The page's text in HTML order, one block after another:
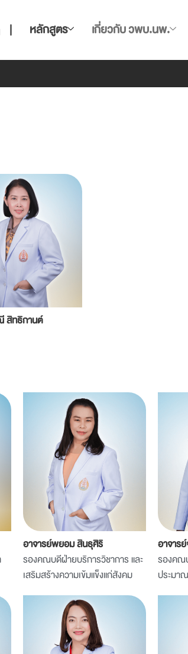
| หลักสูตร เกี่ยวกับ วพบ.นพ.
สิทธิกานต์
อาจารย์พยอม สินธุศิริ
รองคณบดีฝ่ายบริการวิชาการ และ
เสริมสร้างความเข้มแข็งแก่สังคม
อาจาร
รองคณ
ประมาณ